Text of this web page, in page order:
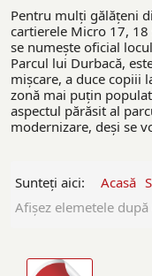
Pentru mulți gălățeni
cartierele Micro 17, 18
se numește oficial
Parcul lui Durbacă,
mișcare, a duce copiii
zonă mai puțin
aspectul părăsit al
modernizare, deși se
Sunteți aici: Acasă
Afişez elemetele